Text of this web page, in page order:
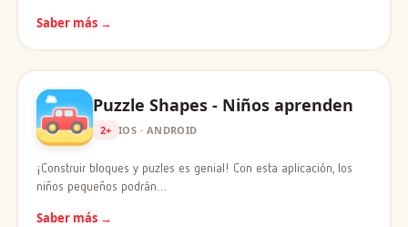
Saber más →
Puzzle Shapes - Niños aprenden
2+ IOS · ANDROID
¡Construir bloques y puzles es genial! Con esta aplicación, los
niños pequeños podrán…
Saber más →